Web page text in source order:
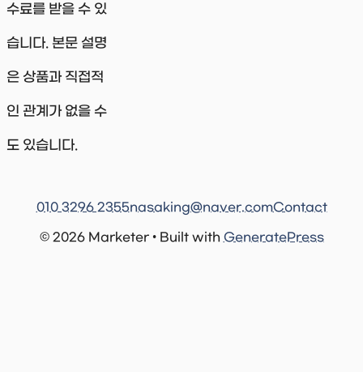
수료를 받을 수 있
습니다. 본문 설명
은 상품과 직접적
인 관계가 없을 수
도 있습니다.
© 2026 Marketer • Built with GeneratePress
010 3296 2355nasaking@naver.comContact